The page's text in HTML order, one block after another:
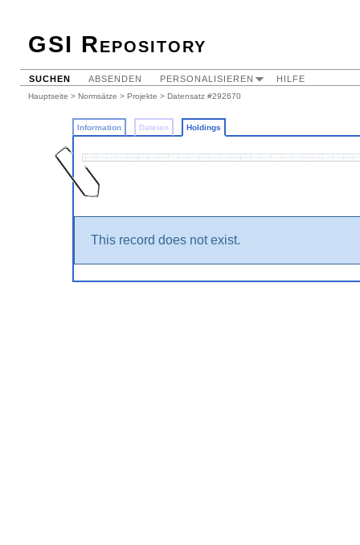
GSI Repository
SUCHEN ABSENDEN PERSONALISIEREN HILFE
Hauptseite > Normsätze > Projekte > Datensatz #292670
Information Dateien Holdings
This record does not exist.